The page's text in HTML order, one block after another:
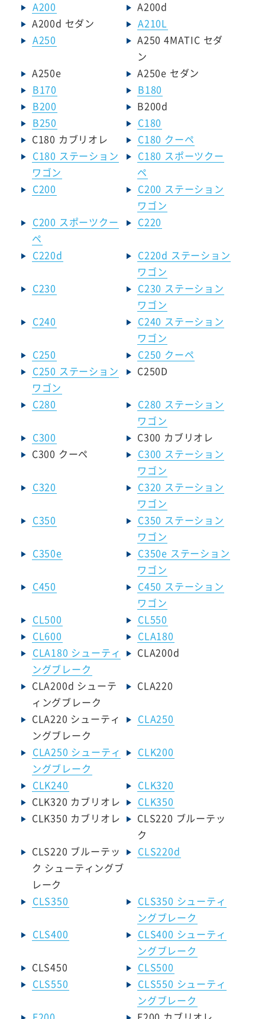
A200
A200d
A200d セダン
A210L
A250
A250 4MATIC セダ
ン
A250e
A250e セダン
B170
B180
B200
B200d
B250
C180
C180 カブリオレ
C180 クーペ
C180 ステーション
ワゴン
C180 スポーツクー
ペ
C200
C200 ステーション
ワゴン
C200 スポーツクー
ペ
C220
C220d
C220d ステーション
ワゴン
C230
C230 ステーション
ワゴン
C240
C240 ステーション
ワゴン
C250
C250 クーペ
C250 ステーション
ワゴン
C250D
C280
C280 ステーション
ワゴン
C300
C300 カブリオレ
C300 クーペ
C300 ステーション
ワゴン
C320
C320 ステーション
ワゴン
C350
C350 ステーション
ワゴン
C350e
C350e ステーション
ワゴン
C450
C450 ステーション
ワゴン
CL500
CL550
CL600
CLA180
CLA180 シューティ
ングブレーク
CLA200d
CLA200d シューテ
ィングブレーク
CLA220
CLA220 シューティ
ングブレーク
CLA250
CLA250 シューティ
ングブレーク
CLK200
CLK240
CLK320
CLK320 カブリオレ
CLK350
CLK350 カブリオレ
CLS220 ブルーテッ
ク
CLS220 ブルーテッ
ク シューティングブ
レーク
CLS220d
CLS350
CLS350 シューティ
ングブレーク
CLS400
CLS400 シューティ
ングブレーク
CLS450
CLS500
CLS550
CLS550 シューティ
ングブレーク